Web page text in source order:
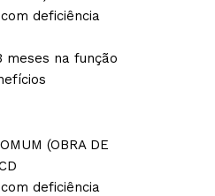
deficiência
meses na função
(OBRA DE
deficiência